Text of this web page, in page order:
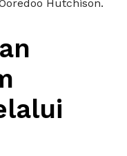
Hutchison.